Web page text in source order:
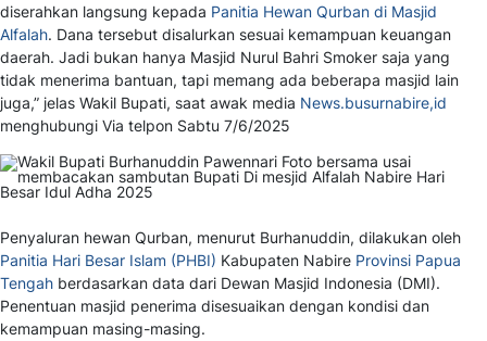
diserahkan langsung kepada Panitia Hewan Qurban di Masjid
Alfalah. Dana tersebut disalurkan sesuai kemampuan keuangan
daerah. Jadi bukan hanya Masjid Nurul Bahri Smoker saja yang
tidak menerima bantuan, tapi memang ada beberapa masjid lain
juga,” jelas Wakil Bupati, saat awak media News.busurnabire,id
menghubungi Via telpon Sabtu 7/6/2025
Penyaluran hewan Qurban, menurut Burhanuddin, dilakukan oleh
Panitia Hari Besar Islam (PHBI) Kabupaten Nabire Provinsi Papua
Tengah berdasarkan data dari Dewan Masjid Indonesia (DMI).
Penentuan masjid penerima disesuaikan dengan kondisi dan
kemampuan masing-masing.